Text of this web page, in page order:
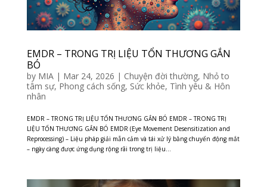
EMDR – TRONG TRỊ LIỆU TỔN THƯƠNG GẮN
BÓ
by MIA| Mar 24, 2026 | Chuyện đời thường, Nhỏ to
tâm sự, Phong cách sống, Sức khỏe, Tình yêu & Hôn
nhân
EMDR – TRONG TRỊ LIỆU TỔN THƯƠNG GẮN BÓ EMDR – TRONG TRỊ
LIỆU TỔN THƯƠNG GẮN BÓ EMDR (Eye Movement Desensitization and
Reprocessing) – Liệu pháp giải mẫn cảm và tái xử lý bằng chuyển động mắt
– ngày càng được ứng dụng rộng rãi trong trị liệu...